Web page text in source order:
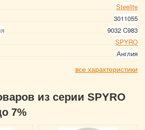
Steelite
3011055
9032 C983
SPYRO
Англия
все характеристики
из серии SPYRO
7%